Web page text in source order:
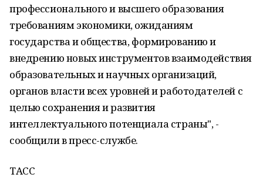
профессионального и высшего образования
требованиям экономики, ожиданиям
государства и общества, формированию и
внедрению новых инструментов взаимодействия
образовательных и научных организаций,
органов власти всех уровней и работодателей с
целью сохранения и развития
интеллектуального потенциала страны", -
сообщили в пресс-службе.
ТАСС